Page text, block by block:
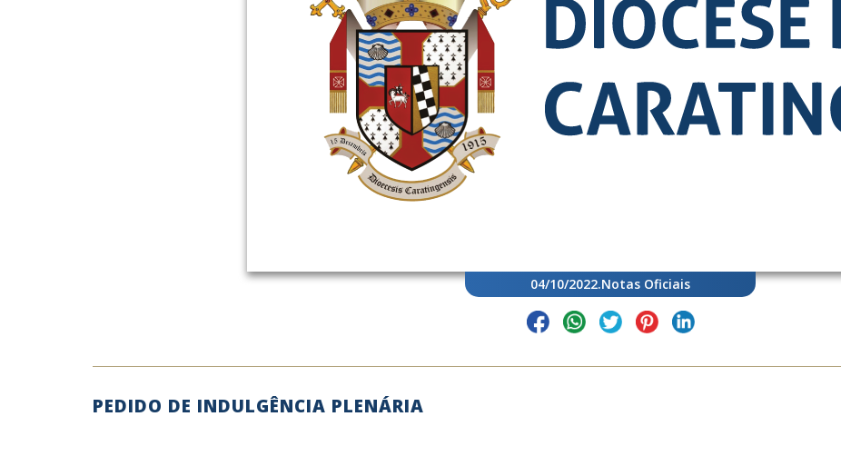
04/10/2022.Notas Oficiais
PEDIDO DE INDULGÊNCIA PLENÁRIA